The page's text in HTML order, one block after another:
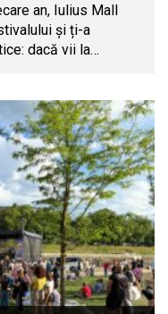
an, Iulius Mall
și ți-a
dacă vii la…